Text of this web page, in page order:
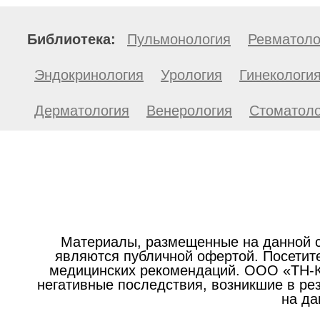
Библиотека: Пульмонология
Эндокринология Урология
Дерматология Венерология
Материалы, размещенные на данной
являются публичной офертой.
медицинских рекомендаций. ООО «ТН-
негативные последствия, возникшие в
на